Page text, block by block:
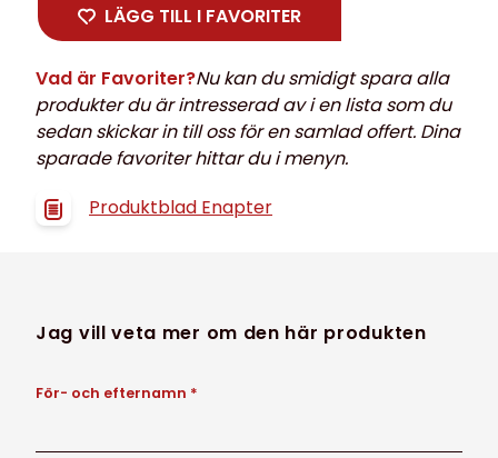
LÄGG TILL I FAVORITER
Vad är Favoriter?Nu kan du smidigt spara alla
produkter du är intresserad av i en lista som du
sedan skickar in till oss för en samlad offert. Dina
sparade favoriter hittar du i menyn.
Produktblad Enapter
Jag vill veta mer om den här produkten
För- och efternamn *